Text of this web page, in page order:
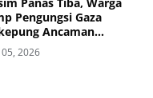
Pengungsi Gaza
Ancaman
Kulit
2026